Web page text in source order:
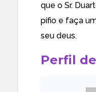
que o Sr.
pífio e faça
seu deus.
Perfil